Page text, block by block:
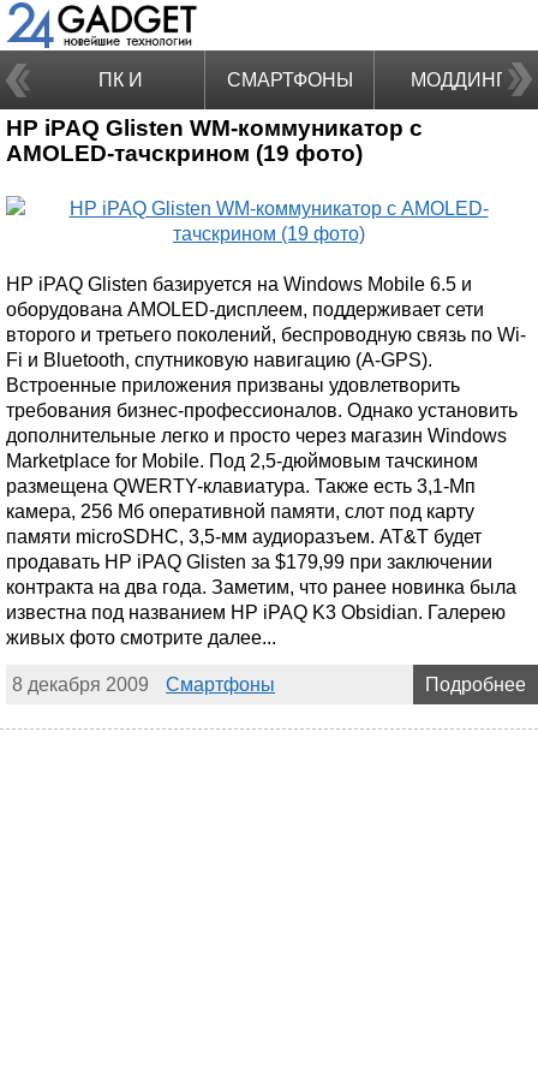
ПК И
НОУТБУКИ
СМАРТФОНЫ МОДДИНГ
HP iPAQ Glisten WM-коммуникатор с
AMOLED-тачскрином (19 фото)
HP iPAQ Glisten базируется на Windows Mobile 6.5 и
оборудована AMOLED-дисплеем, поддерживает сети
второго и третьего поколений, беспроводную связь по Wi-
Fi и Bluetooth, спутниковую навигацию (A-GPS).
Встроенные приложения призваны удовлетворить
требования бизнес-профессионалов. Однако установить
дополнительные легко и просто через магазин Windows
Marketplace for Mobile. Под 2,5-дюймовым тачскином
размещена QWERTY-клавиатура. Также есть 3,1-Мп
камера, 256 Мб оперативной памяти, слот под карту
памяти microSDHC, 3,5-мм аудиоразъем. AT&T будет
продавать HP iPAQ Glisten за $179,99 при заключении
контракта на два года. Заметим, что ранее новинка была
известна под названием HP iPAQ K3 Obsidian. Галерею
живых фото смотрите далее...
8 декабря 2009 Смартфоны Подробнее